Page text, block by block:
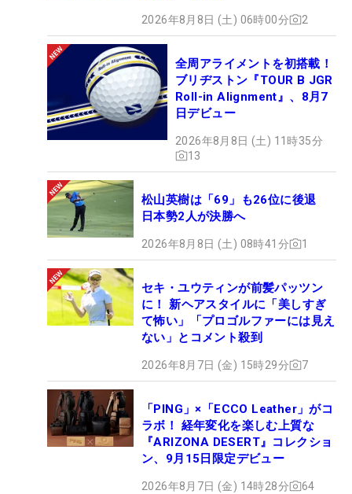
2026年8月8日 (土) 06時00分 2
全周アライメントを初搭載！
ブリヂストン『TOUR B JGR
Roll-in Alignment』、8月7
日デビュー
2026年8月8日 (土) 11時35分
13
松山英樹は「69」も26位に後退
日本勢2人が決勝へ
2026年8月8日 (土) 08時41分 1
セキ・ユウティンが前髪パッツン
に！ 新ヘアスタイルに「美しすぎ
て怖い」「プロゴルファーには見え
ない」とコメント殺到
2026年8月7日 (金) 15時29分 7
「PING」×「ECCO Leather」がコ
ラボ！ 経年変化を楽しむ上質な
『ARIZONA DESERT』コレクショ
ン、9月15日限定デビュー
2026年8月7日 (金) 14時28分 64